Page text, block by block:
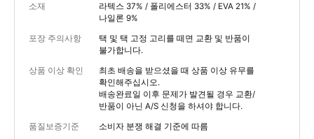
소재
라텍스 37% / 폴리에스터 33% / EVA 21% /
나일론 9%
포장 주의사항
택 및 택 고정 고리를 떼면 교환 및 반품이
불가합니다.
상품 이상 확인
최초 배송을 받으셨을 때 상품 이상 유무를
확인해주십시오.
배송완료일 이후 문제가 발견될 경우 교환/
반품이 아닌 A/S 신청을 하셔야 합니다.
품질보증기준 소비자 분쟁 해결 기준에 따름